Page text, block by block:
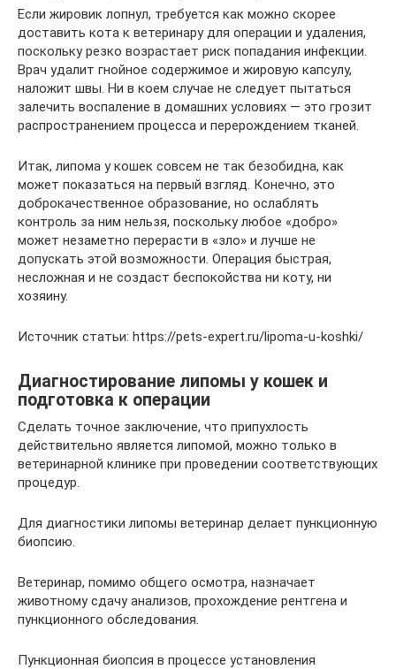
Если жировик лопнул, требуется как можно скорее
доставить кота к ветеринару для операции и удаления,
поскольку резко возрастает риск попадания инфекции.
Врач удалит гнойное содержимое и жировую капсулу,
наложит швы. Ни в коем случае не следует пытаться
залечить воспаление в домашних условиях — это грозит
распространением процесса и перерождением тканей.
Итак, липома у кошек совсем не так безобидна, как
может показаться на первый взгляд. Конечно, это
доброкачественное образование, но ослаблять
контроль за ним нельзя, поскольку любое «добро»
может незаметно перерасти в «зло» и лучше не
допускать этой возможности. Операция быстрая,
несложная и не создаст беспокойства ни коту, ни
хозяину.
Источник статьи: https://pets-expert.ru/lipoma-u-koshki/
Диагностирование липомы у кошек и
подготовка к операции
Сделать точное заключение, что припухлость
действительно является липомой, можно только в
ветеринарной клинике при проведении соответствующих
процедур.
Для диагностики липомы ветеринар делает пункционную
биопсию.
Ветеринар, помимо общего осмотра, назначает
животному сдачу анализов, прохождение рентгена и
пункционного обследования.
Пункционная биопсия в процессе установления